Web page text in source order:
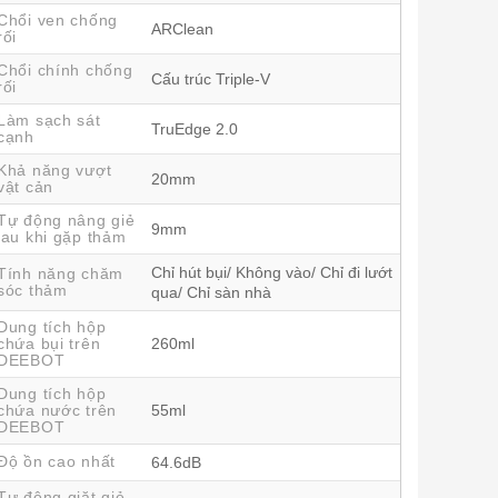
ven chống
ARClean
chính chống
Cấu trúc Triple-V
sạch sát
TruEdge 2.0
năng vượt
cản
20mm
động nâng giẻ
khi gặp thảm
9mm
năng chăm
thảm
Chỉ hút bụi/ Không vào/ Chỉ đi lướt
qua/ Chỉ sàn nhà
tích hộp
bụi trên
260ml
tích hộp
nước trên
55ml
ồn cao nhất
64.6dB